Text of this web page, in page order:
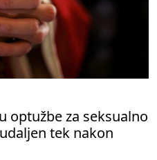
optužbe za seksualno
tek nakon